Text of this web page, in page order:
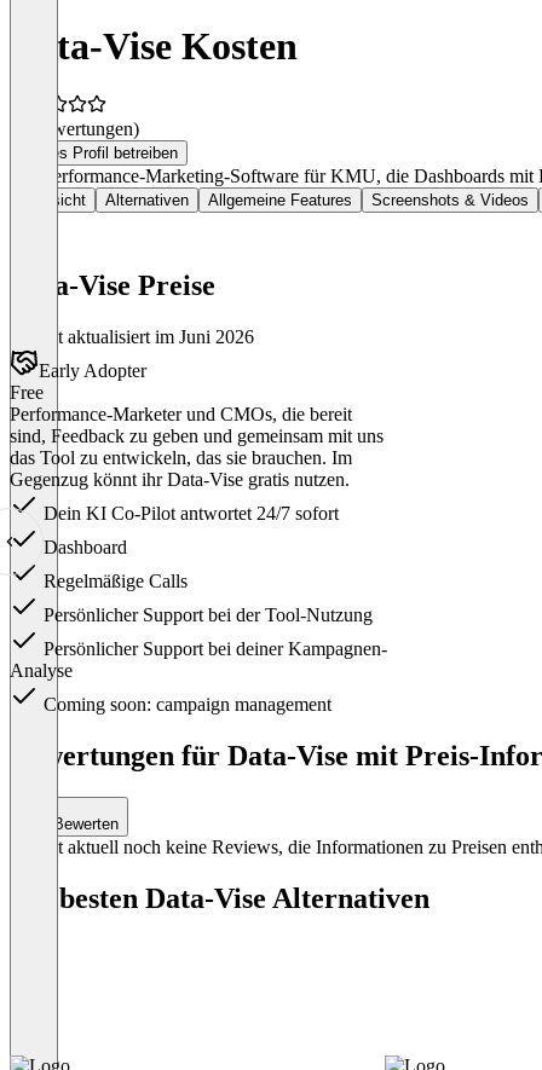
Data-Vise Kosten
(0 Bewertungen)
Dieses Profil betreiben
Die Performance-Marketing-Software für KMU, die Dashboards
Übersicht Alternativen Allgemeine Features Screenshots & Videos
Data-Vise Preise
Zuletzt aktualisiert im Juni 2026
Early Adopter
Free
Performance-Marketer und CMOs, die bereit
sind, Feedback zu geben und gemeinsam mit uns
das Tool zu entwickeln, das sie brauchen. Im
Gegenzug könnt ihr Data-Vise gratis nutzen.
Dein KI Co-Pilot antwortet 24/7 sofort
Dashboard
Regelmäßige Calls
Persönlicher Support bei der Tool-Nutzung
Persönlicher Support bei deiner Kampagnen-
Analyse
Coming soon: campaign management
Bewertungen für Data-Vise mit Preis-
Bewerten
Es gibt aktuell noch keine Reviews, die Informationen zu Preisen
Die besten Data-Vise Alternativen